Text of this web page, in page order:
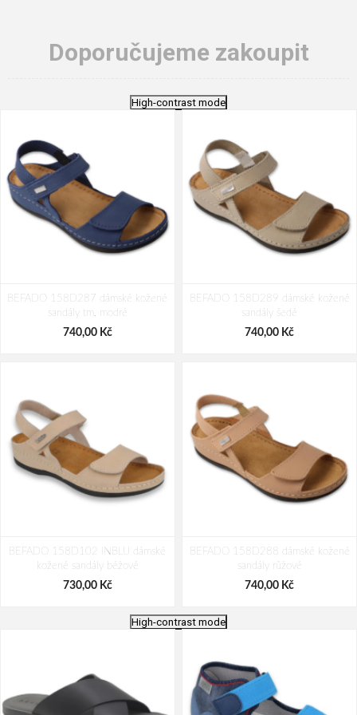
Doporučujeme zakoupit
High-contrast mode
BEFADO 158D287 dámské kožené
sandály tm. modré
740,00 Kč
BEFADO 158D289 dámské kožené
sandály šedé
740,00 Kč
BEFADO 158D102 INBLU dámské
kožené sandály béžové
730,00 Kč
BEFADO 158D288 dámské kožené
sandály růžové
740,00 Kč
High-contrast mode